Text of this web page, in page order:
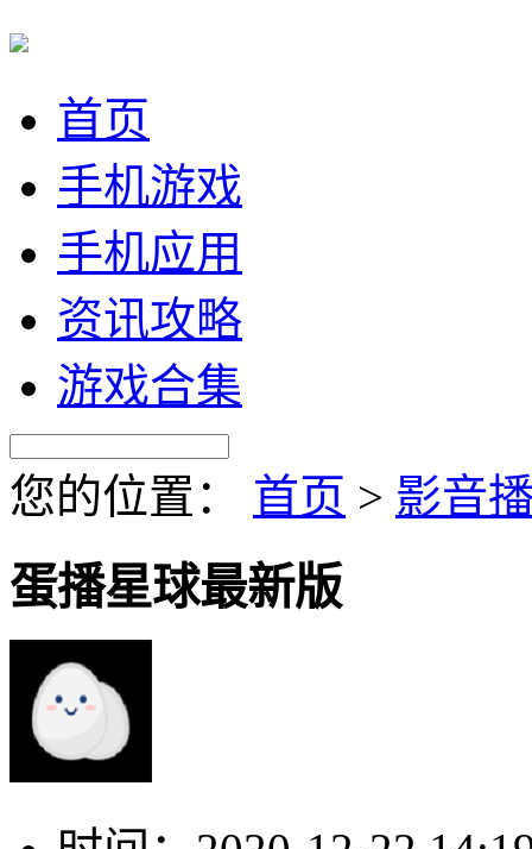
首页
手机游戏
手机应用
资讯攻略
游戏合集
您的位置： 首页 > 影音
蛋播星球最新版